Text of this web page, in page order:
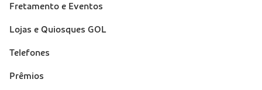
Fretamento e Eventos
Lojas e Quiosques GOL
Telefones
Prêmios